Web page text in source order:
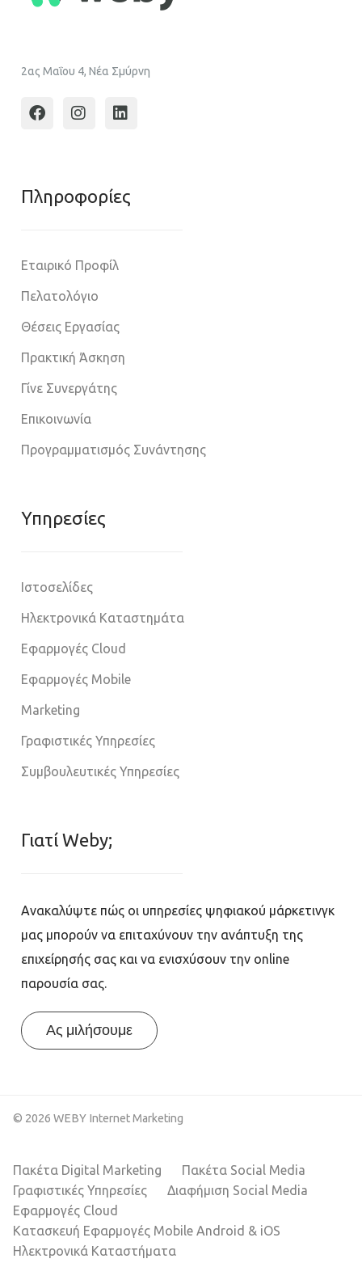
2ας Μαΐου 4, Νέα Σμύρνη
Πληροφoρίες
Εταιρικό Προφίλ
Πελατολόγιο
Θέσεις Εργασίας
Πρακτική Άσκηση
Γίνε Συνεργάτης
Επικοινωνία
Προγραμματισμός Συνάντησης
Υπηρεσίες
Ιστοσελίδες
Ηλεκτρονικά Καταστημάτα
Εφαρμογές Cloud
Εφαρμογές Mobile
Marketing
Γραφιστικές Υπηρεσίες
Συμβουλευτικές Υπηρεσίες
Γιατί Weby;
Ανακαλύψτε πώς οι υπηρεσίες ψηφιακού μάρκετινγκ
μας μπορούν να επιταχύνουν την ανάπτυξη της
επιχείρησής σας και να ενισχύσουν την online
παρουσία σας.
Ας μιλήσουμε
© 2026 WEBY Internet Marketing
Πακέτα Digital Marketing
Πακέτα Social Media
Γραφιστικές Υπηρεσίες
Διαφήμιση Social Media
Εφαρμογές Cloud
Κατασκευή Εφαρμογές Mobile Android & iOS
Ηλεκτρονικά Καταστήματα